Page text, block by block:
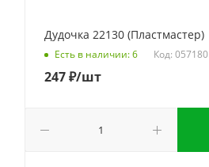
Дудочка 22130 (Пластмастер)
Есть в наличии: 6 Код: 057180
247₽/шт